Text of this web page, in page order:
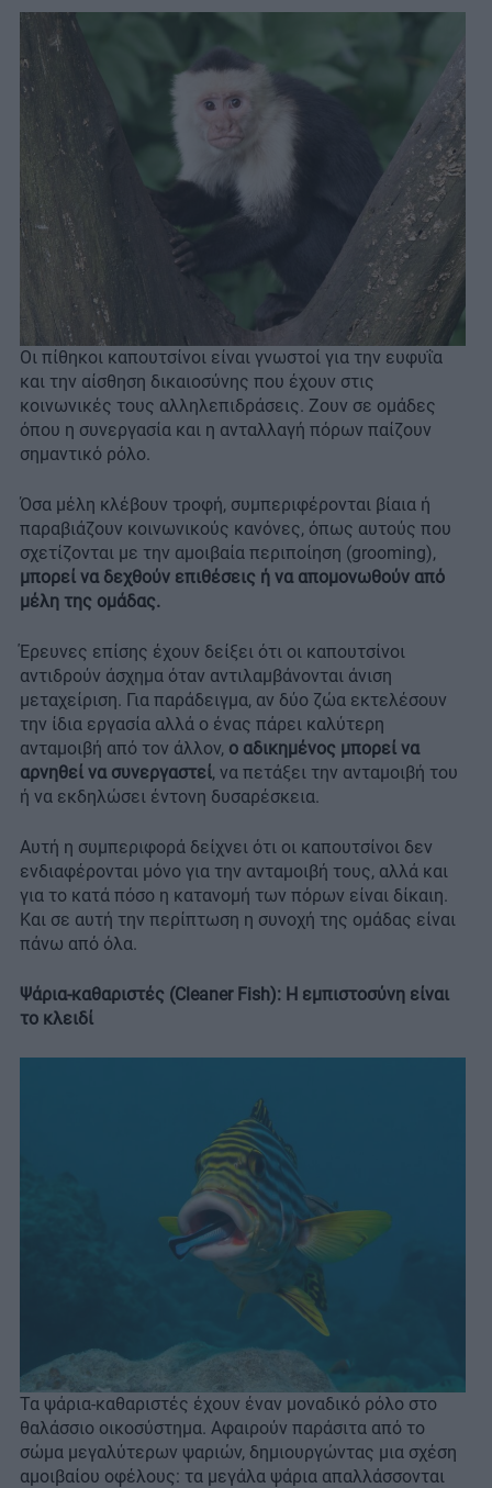
Οι πίθηκοι καπουτσίνοι είναι γνωστοί για την ευφυΐα
και την αίσθηση δικαιοσύνης που έχουν στις
κοινωνικές τους αλληλεπιδράσεις. Ζουν σε ομάδες
όπου η συνεργασία και η ανταλλαγή πόρων παίζουν
σημαντικό ρόλο.
Όσα μέλη κλέβουν τροφή, συμπεριφέρονται βίαια ή
παραβιάζουν κοινωνικούς κανόνες, όπως αυτούς που
σχετίζονται με την αμοιβαία περιποίηση (grooming),
μπορεί να δεχθούν επιθέσεις ή να απομονωθούν από
μέλη της ομάδας.
Έρευνες επίσης έχουν δείξει ότι οι καπουτσίνοι
αντιδρούν άσχημα όταν αντιλαμβάνονται άνιση
μεταχείριση. Για παράδειγμα, αν δύο ζώα εκτελέσουν
την ίδια εργασία αλλά ο ένας πάρει καλύτερη
ανταμοιβή από τον άλλον, ο αδικημένος μπορεί να
αρνηθεί να συνεργαστεί, να πετάξει την ανταμοιβή του
ή να εκδηλώσει έντονη δυσαρέσκεια.
Αυτή η συμπεριφορά δείχνει ότι οι καπουτσίνοι δεν
ενδιαφέρονται μόνο για την ανταμοιβή τους, αλλά και
για το κατά πόσο η κατανομή των πόρων είναι δίκαιη.
Και σε αυτή την περίπτωση η συνοχή της ομάδας είναι
πάνω από όλα.
Ψάρια-καθαριστές (Cleaner Fish): Η εμπιστοσύνη είναι
το κλειδί
Τα ψάρια-καθαριστές έχουν έναν μοναδικό ρόλο στο
θαλάσσιο οικοσύστημα. Αφαιρούν παράσιτα από το
σώμα μεγαλύτερων ψαριών, δημιουργώντας μια σχέση
αμοιβαίου οφέλους: τα μεγάλα ψάρια απαλλάσσονται